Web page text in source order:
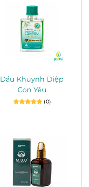
Dầu Khuynh Diệp
Con Yêu
(0)